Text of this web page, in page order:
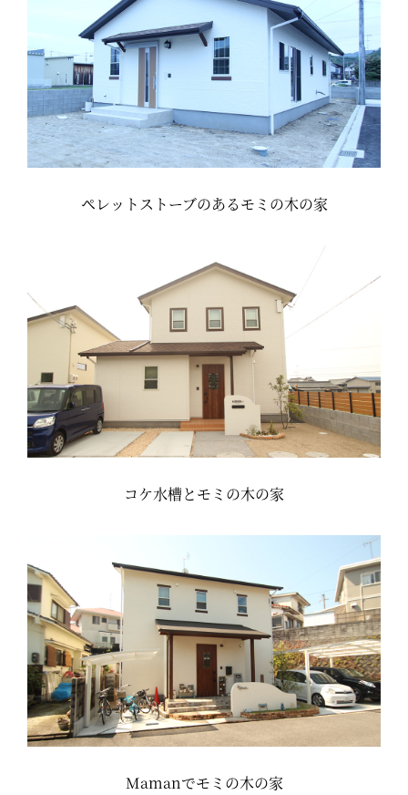
ペレットストーブのあるモミの木の家
コケ水槽とモミの木の家
Mamanでモミの木の家